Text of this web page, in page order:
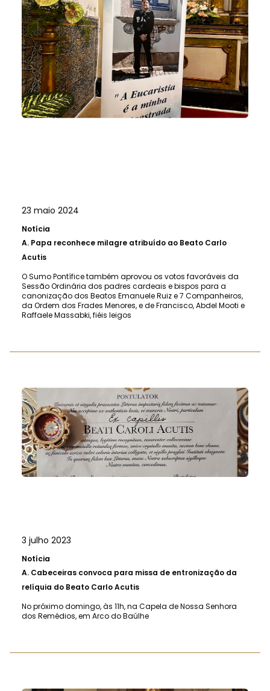
23 maio 2024
Notícia
A. Papa reconhece milagre atribuído ao Beato Carlo
Acutis
O Sumo Pontífice também aprovou os votos favoráveis da
Sessão Ordinária dos padres cardeais e bispos para a
canonização dos Beatos Emanuele Ruiz e 7 Companheiros,
da Ordem dos Frades Menores, e de Francisco, Abdel Mooti e
Raffaele Massabki, fiéis leigos
3 julho 2023
Notícia
A. Cabeceiras convoca para missa de entronização da
relíquia do Beato Carlo Acutis
No próximo domingo, às 11h, na Capela de Nossa Senhora
dos Remédios, em Arco do Baúlhe